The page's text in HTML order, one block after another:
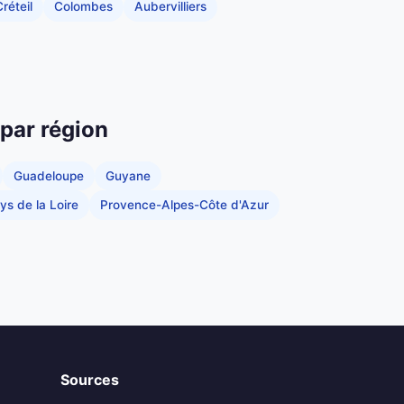
Colombes Aubervilliers
région
Guadeloupe Guyane
de la Loire Provence-Alpes-Côte d'Azur
Sources